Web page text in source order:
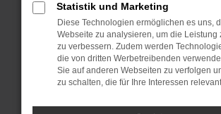
dann als Audi Vorführwagen
und gelangen in den Verkauf.
Qualität hat unter den
naturgemäß nicht gelitten und
sich eher von gut
Statistik und Marketing
Diese Technologien ermöglichen es uns,
Webseite zu analysieren, um die Leistung
zu verbessern. Zudem werden
die von dritten Werbetreibenden
Sie auf anderen Webseiten zu verfolgen
zu schalten, die für Ihre Interessen